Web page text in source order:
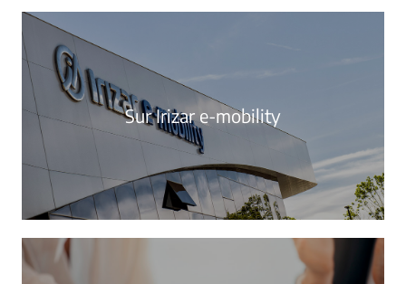
Sur Irizar e-mobility